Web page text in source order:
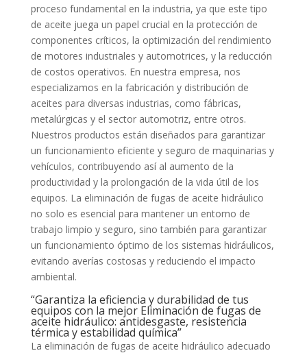
proceso fundamental en la industria, ya que este tipo
de aceite juega un papel crucial en la protección de
componentes críticos, la optimización del rendimiento
de motores industriales y automotrices, y la reducción
de costos operativos. En nuestra empresa, nos
especializamos en la fabricación y distribución de
aceites para diversas industrias, como fábricas,
metalúrgicas y el sector automotriz, entre otros.
Nuestros productos están diseñados para garantizar
un funcionamiento eficiente y seguro de maquinarias y
vehículos, contribuyendo así al aumento de la
productividad y la prolongación de la vida útil de los
equipos. La eliminación de fugas de aceite hidráulico
no solo es esencial para mantener un entorno de
trabajo limpio y seguro, sino también para garantizar
un funcionamiento óptimo de los sistemas hidráulicos,
evitando averías costosas y reduciendo el impacto
ambiental.
“Garantiza la eficiencia y durabilidad de tus
equipos con la mejor Eliminación de fugas de
aceite hidráulico: antidesgaste, resistencia
térmica y estabilidad química”
La eliminación de fugas de aceite hidráulico adecuado